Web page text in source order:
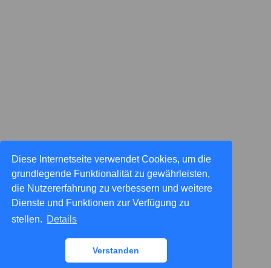
Diese Internetseite verwendet Cookies, um die
grundlegende Funktionalität zu gewährleisten,
die Nutzererfahrung zu verbessern und weitere
Dienste und Funktionen zur Verfügung zu
stellen. Details
Verstanden